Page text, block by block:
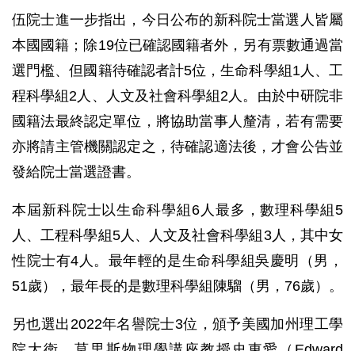
伍院士進一步指出，今日公布的新科院士當選人皆屬
本國國籍；除19位已確認國籍者外，另有票數通過當
選門檻、但國籍待確認者計5位，生命科學組1人、工
程科學組2人、人文及社會科學組2人。由於中研院非
國籍法最終認定單位，將協助當事人釐清，若有需要
亦將請主管機關認定之，待確認適法後，才會公告並
發給院士當選證書。
本屆新科院士以生命科學組6人最多，數理科學組5
人、工程科學組5人、人文及社會科學組3人，其中女
性院士有4人。最年輕的是生命科學組吳慶明（男，
51歲），最年長的是數理科學組陳騮（男，76歲）。
另也選出2022年名譽院士3位，頒予美國加州理工學